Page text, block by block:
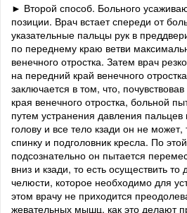
► Второй способ. Больного
позиции. Врач встает спереди от
указательные пальцы рук в
по переднему краю ветви
венечного отростка. Затем врач
на передний край венечного
заключается в том, что,
края венечного отростка, больной
путем устранения давления
голову и все тело кзади он не
спинку и подголовник кресла. По
подсознательно он пытается
вниз и кзади, то есть осуществить
челюсти, которое необходимо для
этом врачу не приходится
жевательных мышц, как это делают